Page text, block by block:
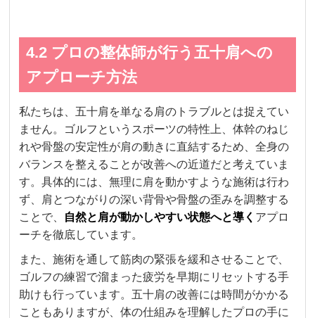
4.2 プロの整体師が行う五十肩への
アプローチ方法
私たちは、五十肩を単なる肩のトラブルとは捉えてい
ません。ゴルフというスポーツの特性上、体幹のねじ
れや骨盤の安定性が肩の動きに直結するため、全身の
バランスを整えることが改善への近道だと考えていま
す。具体的には、無理に肩を動かすような施術は行わ
ず、肩とつながりの深い背骨や骨盤の歪みを調整する
ことで、
自然と肩が動かしやすい状態へと導く アプロ
ーチを徹底しています。
また、施術を通して筋肉の緊張を緩和させることで、
ゴルフの練習で溜まった疲労を早期にリセットする手
助けも行っています。五十肩の改善には時間がかかる
こともありますが、体の仕組みを理解したプロの手に